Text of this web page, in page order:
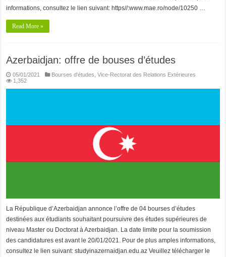
informations, consultez le lien suivant: https//:www.mae.ro/node/10250 …
Read More »
Azerbaidjan: offre de bouses d’études
05/01/2021 Bourses d'études,Vice-Rectorat des Relations Extérieures
1,352
La République d’Azerbaidjan annonce l’offre de 04 bourses d’études
destinées aux étudiants souhaitant poursuivre des études supérieures de
niveau Master ou Doctorat à Azerbaidjan. La date limite pour la soumission
des candidatures est avant le 20/01/2021. Pour de plus amples informations,
consultez le lien suivant: studyinazernaidjan.edu.az Veuillez télécharger le